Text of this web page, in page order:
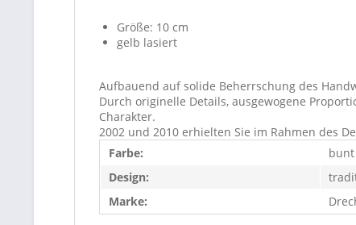
Größe: 10 cm
gelb lasiert
Aufbauend auf solide Beherrschung des
Durch originelle Details, ausgewogene
Charakter.
2002 und 2010 erhielten Sie im Rahmen des
Farbe:
bunt
Design:
Marke: